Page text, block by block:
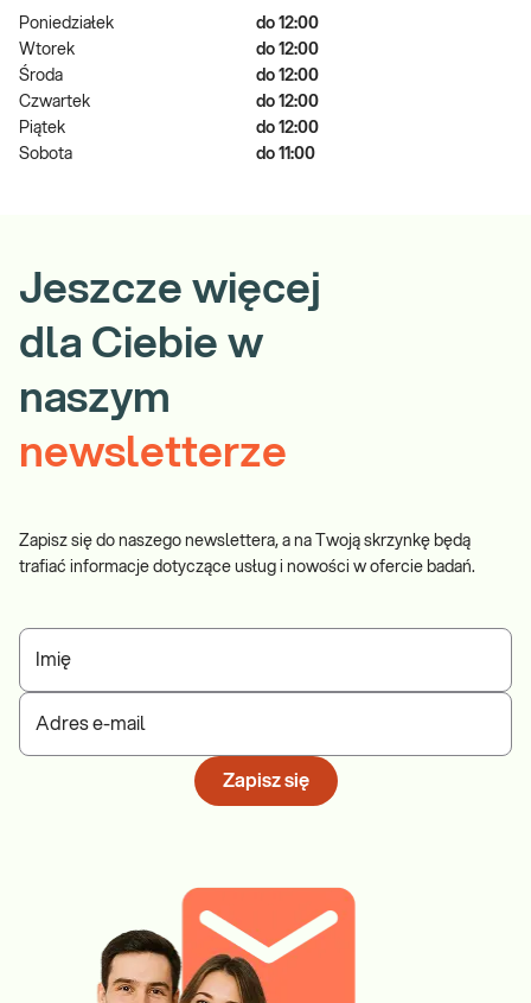
Poniedziałek
do 12:00
Wtorek
do 12:00
Środa
do 12:00
Czwartek
do 12:00
Piątek
do 12:00
Sobota
do 11:00
Jeszcze więcej
dla Ciebie w
naszym
newsletterze
Zapisz się do naszego newslettera, a na Twoją skrzynkę będą
trafiać informacje dotyczące usług i nowości w ofercie badań.
Imię
Adres e-mail
Zapisz się